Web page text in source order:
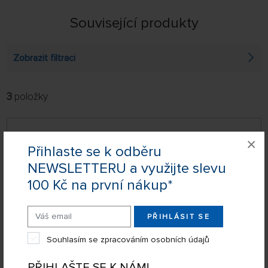
Přihlaste se k odběru
NEWSLETTERU a využijte slevu
100 Kč na první nákup*
PŘIHLÁSIT SE
Souhlasím se zpracováním osobních údajů
×
Související produkty
Zobrazit filtraci
FILTROVAT:
3 položky